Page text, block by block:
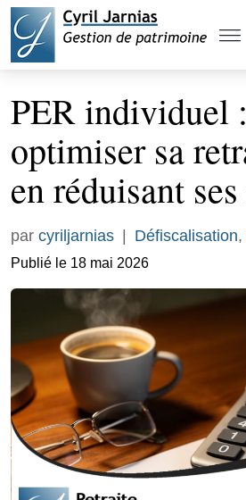
PER individuel :
optimiser sa
en réduisant
par cyriljarnias Défiscalisation,
Publié le 18 mai 2026